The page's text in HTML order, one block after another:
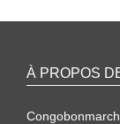
À PROPOS